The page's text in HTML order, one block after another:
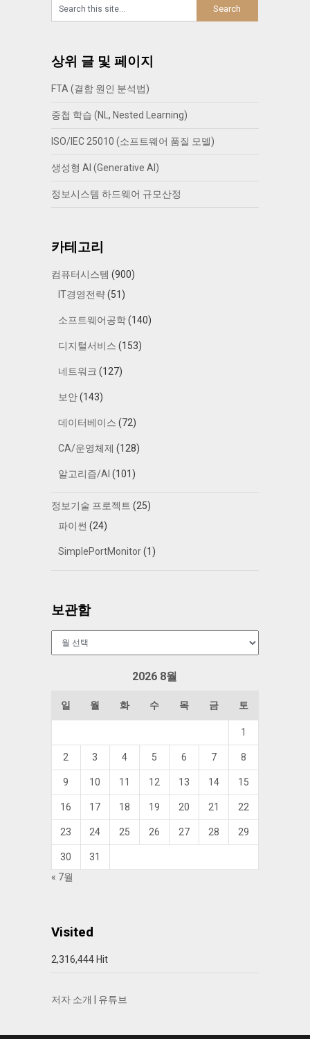
상위 글 및 페이지
FTA (결함 원인 분석법)
중첩 학습 (NL, Nested Learning)
ISO/IEC 25010 (소프트웨어 품질 모델)
생성형 AI (Generative AI)
정보시스템 하드웨어 규모산정
카테고리
컴퓨터시스템 (900)
IT경영전략(51)
소프트웨어공학(140)
디지털서비스 (153)
네트워크 (127)
보안(143)
데이터베이스 (72)
CA/운영체제 (128)
알고리즘/AI (101)
정보기술 프로젝트 (25)
파이썬 (24)
SimplePortMonitor(1)
보관함
2026 8월
일 월 화 수 목 금 토
1
2 3 4 5 6 7 8
9 10 11 12 13 14 15
16 17 18 19 20 21 22
23 24 25 26 27 28 29
30
31
« 7월
Visited
2,316,444 Hit
저자 소개 유튜브